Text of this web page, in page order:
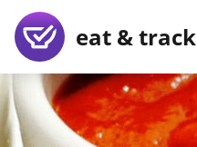
eat & track